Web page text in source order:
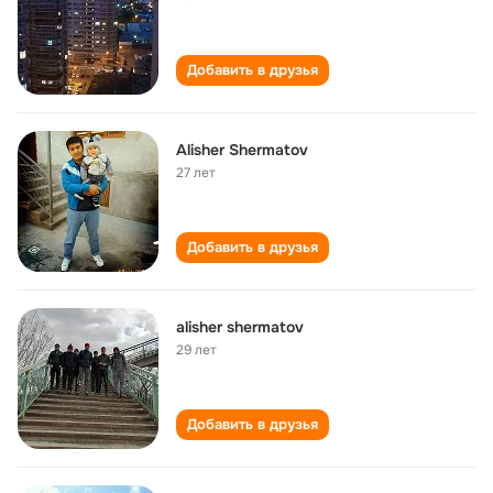
Добавить в друзья
Alisher Shermatov
27 лет
Добавить в друзья
alisher shermatov
29 лет
Добавить в друзья